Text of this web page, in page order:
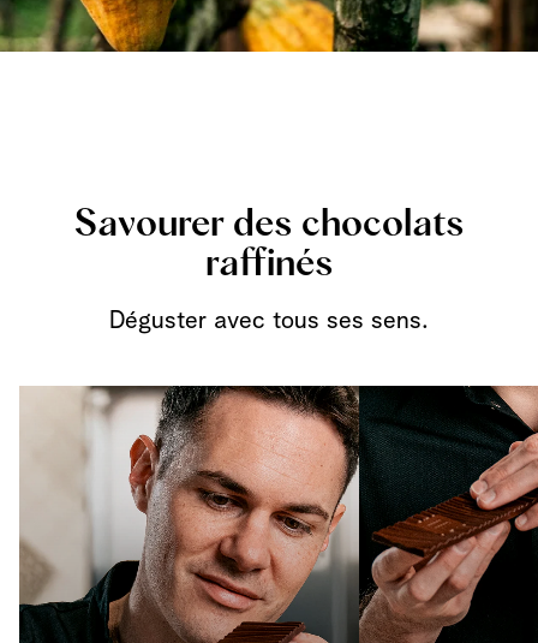
Savourer des chocolats
raffinés
Déguster avec tous ses sens.